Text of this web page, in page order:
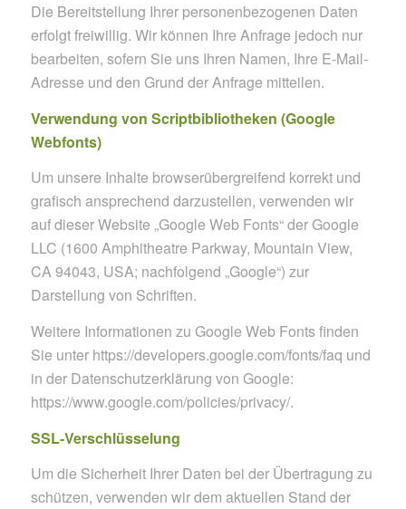
Die Bereitstellung Ihrer personenbezogenen Daten
erfolgt freiwillig. Wir können Ihre Anfrage jedoch nur
bearbeiten, sofern Sie uns Ihren Namen, Ihre E-Mail-
Adresse und den Grund der Anfrage mitteilen.
Verwendung von Scriptbibliotheken (Google
Webfonts)
Um unsere Inhalte browserübergreifend korrekt und
grafisch ansprechend darzustellen, verwenden wir
auf dieser Website „Google Web Fonts“ der Google
LLC (1600 Amphitheatre Parkway, Mountain View,
CA 94043, USA; nachfolgend „Google“) zur
Darstellung von Schriften.
Weitere Informationen zu Google Web Fonts finden
Sie unter https://developers.google.com/fonts/faq und
in der Datenschutzerklärung von Google:
https://www.google.com/policies/privacy/.
SSL-Verschlüsselung
Um die Sicherheit Ihrer Daten bei der Übertragung zu
schützen, verwenden wir dem aktuellen Stand der